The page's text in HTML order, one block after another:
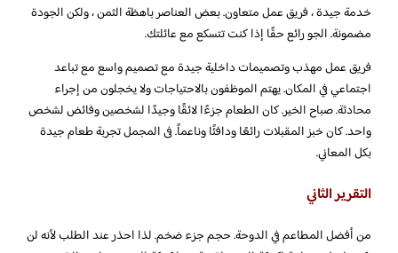
خدمة جيدة ، فريق عمل متعاون. بعض العناصر باهظة الثمن ، ولكن الجودة
مضمونة. الجو رائع حقًا إذا كنت تتسكع مع عائلتك.
فريق عمل مهذب وتصميمات داخلية جيدة مع تصميم واسع مع تباعد
اجتماعي في المكان. يهتم الموظفون بالاحتياجات ولا يخجلون من إجراء
محادثة. صباح الخير. كان الطعام جزءًا لائقًا وجيدًا لشخصين وفائض لشخص
واحد. كان خبز المقبلات رائعًا ودافئًا وناعماً. فى المجمل تجربة طعام جيدة
بكل المعاني.
التقرير الثاني
من أفضل المطاعم في الدوحة. حجم جزء ضخم. لذا احذر عند الطلب لأنه لن